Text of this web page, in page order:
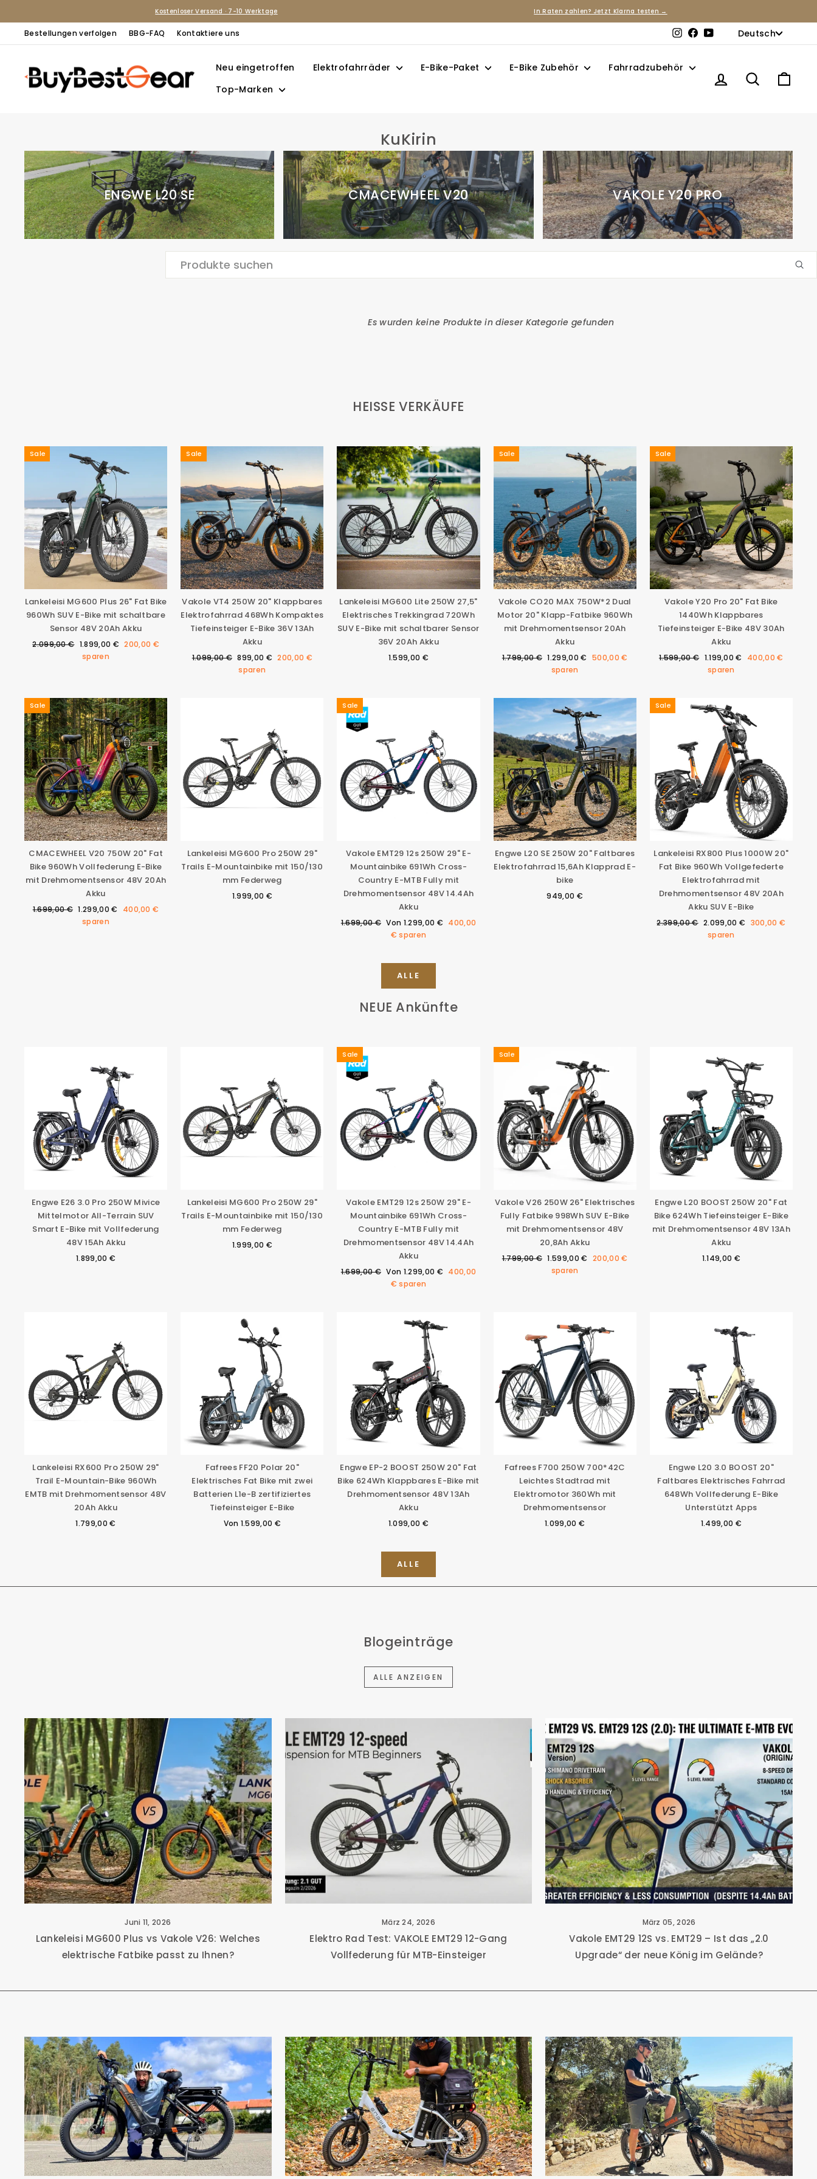
zum
Kostenloser Versand · 7-10 Werktage In Raten zahlen? Jetzt Klarna testen →
Bestellungen verfolgen BBG-FAQ Kontaktiere uns Instagram
FacebookYouTubeSprache
Deutsch
Neu eingetroffen Elektrofahrräder E-Bike-Paket E-Bike Zubehör
Fahrradzubehör
Top-Marken
EinloggenSuche
KuKirin
ENGWE L20 SE CMACEWHEEL V20 VAKOLE Y20 PRO
Es wurden keine Produkte in dieser Kategorie gefunden
HEISSE VERKÄUFE
Sale
Lankeleisi MG600 Plus 26" Fat Bike
960Wh SUV E-Bike mit schaltbare
Sensor 48V 20Ah Akku
Normaler
2.099,00 € Sonderpreis
1.899,00 € 200,00 €
sparen
Sale
Vakole VT4 250W 20" Klappbares
Elektrofahrrad 468Wh Kompaktes
Tiefeinsteiger E-Bike 36V 13Ah
Akku
Normaler
1.099,00 € Sonderpreis
899,00 € 200,00 €
sparen
Lankeleisi MG600 Lite 250W 27,5"
Elektrisches Trekkingrad 720Wh
SUV E-Bike mit schaltbarer Sensor
36V 20Ah Akku
1.599,00 €
Sale
Vakole CO20 MAX 750W*2 Dual
Motor 20" Klapp-Fatbike 960Wh
mit Drehmomentsensor 20Ah
Akku
Normaler
1.799,00 € Sonderpreis
1.299,00 € 500,00 €
sparen
Sale
Vakole Y20 Pro 20" Fat Bike
1440Wh Klappbares
Tiefeinsteiger E-Bike 48V 30Ah
Akku
Normaler
1.599,00 € Sonderpreis
1.199,00 €
400,00 €
sparen
Sale
CMACEWHEEL V20 750W 20" Fat
Bike 960Wh Vollfederung E-Bike
mit Drehmomentsensor 48V 20Ah
Akku
Normaler
1.699,00 € Sonderpreis
1.299,00 €
400,00 €
sparen
Lankeleisi MG600 Pro 250W 29"
Trails E-Mountainbike mit 150/130
mm Federweg
1.999,00 €
Sale
Vakole EMT29 12s 250W 29" E-
Mountainbike 691Wh Cross-
Country E-MTB Fully mit
Drehmomentsensor 48V 14.4Ah
Akku
Normaler
1.699,00 € Sonderpreis
Von 1.299,00 € 400,00
€ sparen
Engwe L20 SE 250W 20" Faltbares
Elektrofahrrad 15,6Ah Klapprad E-
bike
949,00 €
Sale
Lankeleisi RX800 Plus 1000W 20"
Fat Bike 960Wh Vollgefederte
Elektrofahrrad mit
Drehmomentsensor 48V 20Ah
Akku SUV E-Bike
Normaler
2.399,00 € Sonderpreis
2.099,00 € 300,00 €
sparen
ALLE
NEUE Ankünfte
Engwe E26 3.0 Pro 250W Mivice
Mittelmotor All-Terrain SUV
Smart E-Bike mit Vollfederung
48V 15Ah Akku
1.899,00 €
Lankeleisi MG600 Pro 250W 29"
Trails E-Mountainbike mit 150/130
mm Federweg
1.999,00 €
Sale
Vakole EMT29 12s 250W 29" E-
Mountainbike 691Wh Cross-
Country E-MTB Fully mit
Drehmomentsensor 48V 14.4Ah
Akku
Normaler
1.699,00 € Sonderpreis
Von 1.299,00 € 400,00
€ sparen
Sale
Vakole V26 250W 26" Elektrisches
Fully Fatbike 998Wh SUV E-Bike
mit Drehmomentsensor 48V
20,8Ah Akku
Normaler
1.799,00 € Sonderpreis
1.599,00 € 200,00 €
sparen
Engwe L20 BOOST 250W 20" Fat
Bike 624Wh Tiefeinsteiger E-Bike
mit Drehmomentsensor 48V 13Ah
Akku
1.149,00 €
Lankeleisi RX600 Pro 250W 29"
Trail E-Mountain-Bike 960Wh
EMTB mit Drehmomentsensor 48V
20Ah Akku
1.799,00 €
Fafrees FF20 Polar 20"
Elektrisches Fat Bike mit zwei
Batterien L1e-B zertifiziertes
Tiefeinsteiger E-Bike
Von 1.599,00 €
Engwe EP-2 BOOST 250W 20" Fat
Bike 624Wh Klappbares E-Bike mit
Drehmomentsensor 48V 13Ah
Akku
1.099,00 €
Fafrees F700 250W 700*42C
Leichtes Stadtrad mit
Elektromotor 360Wh mit
Drehmomentsensor
1.099,00 €
Engwe L20 3.0 BOOST 20"
Faltbares Elektrisches Fahrrad
648Wh Vollfederung E-Bike
Unterstützt Apps
1.499,00 €
ALLE
Blogeinträge
ALLE ANZEIGEN
Juni 11, 2026
Lankeleisi MG600 Plus vs Vakole V26: Welches
elektrische Fatbike passt zu Ihnen?
März 24, 2026
Elektro Rad Test: VAKOLE EMT29 12-Gang
Vollfederung für MTB-Einsteiger
März 05, 2026
Vakole EMT29 12S vs. EMT29 – Ist das „2.0
Upgrade“ der neue König im Gelände?